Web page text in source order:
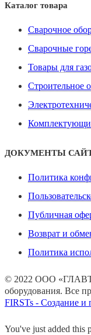
Каталог товара
Сварочное
Сварочные
Товары для
Строительное
ДОКУМЕНТЫ
Политика
Публичная
Возврат и
Политика
© 2022 ООО
оборудования. Все
FIRSTs - Создание и
You've just added this